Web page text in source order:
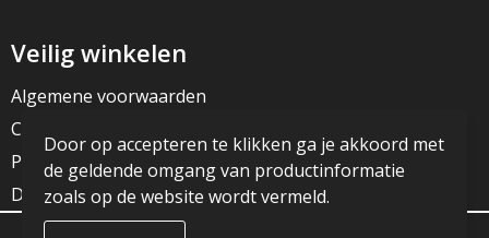
Veilig winkelen
Algemene voorwaarden
Cookieverklaring
Privacyverklaring
Disclaimer
Door op accepteren te klikken ga je akkoord met
de geldende omgang van productinformatie
zoals op de website wordt vermeld.